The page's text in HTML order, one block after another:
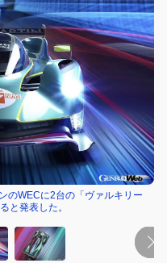
のWECに2台の「ヴァルキリー
と発表した。